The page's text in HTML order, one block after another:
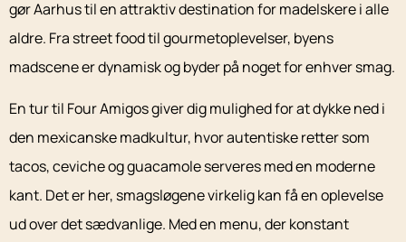
gør Aarhus til en attraktiv destination for madelskere i alle
aldre. Fra street food til gourmetoplevelser, byens
madscene er dynamisk og byder på noget for enhver smag.
En tur til Four Amigos giver dig mulighed for at dykke ned i
den mexicanske madkultur, hvor autentiske retter som
tacos, ceviche og guacamole serveres med en moderne
kant. Det er her, smagsløgene virkelig kan få en oplevelse
ud over det sædvanlige. Med en menu, der konstant